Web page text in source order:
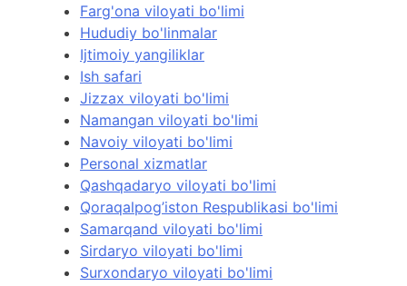
Farg'ona viloyati bo'limi
Hududiy bo'linmalar
Ijtimoiy yangiliklar
Ish safari
Jizzax viloyati bo'limi
Namangan viloyati bo'limi
Navoiy viloyati bo'limi
Personal xizmatlar
Qashqadaryo viloyati bo'limi
Qoraqalpog’iston Respublikasi bo'limi
Samarqand viloyati bo'limi
Sirdaryo viloyati bo'limi
Surxondaryo viloyati bo'limi